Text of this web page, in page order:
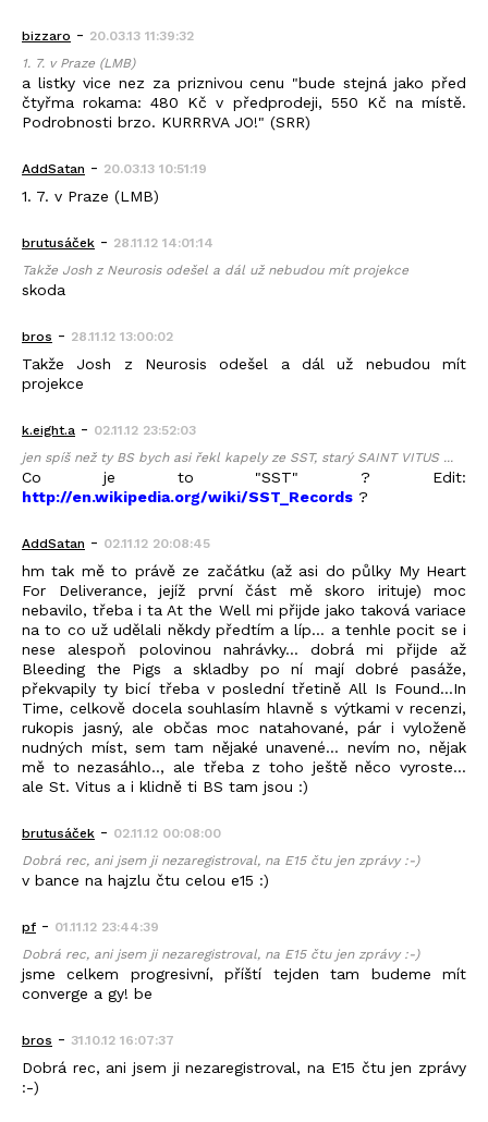
bizzaro - 20.03.13 11:39:32
1. 7. v Praze (LMB)
a listky vice nez za priznivou cenu "bude stejná jako před
čtyřma rokama: 480 Kč v předprodeji, 550 Kč na místě.
Podrobnosti brzo. KURRRVA JO!" (SRR)
AddSatan - 20.03.13 10:51:19
1. 7. v Praze (LMB)
brutusáček - 28.11.12 14:01:14
Takže Josh z Neurosis odešel a dál už nebudou mít projekce
skoda
bros - 28.11.12 13:00:02
Takže Josh z Neurosis odešel a dál už nebudou mít
projekce
k.eight.a - 02.11.12 23:52:03
jen spíš než ty BS bych asi řekl kapely ze SST, starý SAINT VITUS ...
Co je to "SST" ? Edit:
http://en.wikipedia.org/wiki/SST_Records ?
AddSatan - 02.11.12 20:08:45
hm tak mě to právě ze začátku (až asi do půlky My Heart
For Deliverance, jejíž první část mě skoro irituje) moc
nebavilo, třeba i ta At the Well mi přijde jako taková variace
na to co už udělali někdy předtím a líp... a tenhle pocit se i
nese alespoň polovinou nahrávky... dobrá mi přijde až
Bleeding the Pigs a skladby po ní mají dobré pasáže,
překvapily ty bicí třeba v poslední třetině All Is Found...In
Time, celkově docela souhlasím hlavně s výtkami v recenzi,
rukopis jasný, ale občas moc natahované, pár i vyloženě
nudných míst, sem tam nějaké unavené... nevím no, nějak
mě to nezasáhlo.., ale třeba z toho ještě něco vyroste...
ale St. Vitus a i klidně ti BS tam jsou :)
brutusáček - 02.11.12 00:08:00
Dobrá rec, ani jsem ji nezaregistroval, na E15 čtu jen zprávy :-)
v bance na hajzlu čtu celou e15 :)
pf - 01.11.12 23:44:39
Dobrá rec, ani jsem ji nezaregistroval, na E15 čtu jen zprávy :-)
jsme celkem progresivní, příští tejden tam budeme mít
converge a gy! be
bros - 31.10.12 16:07:37
Dobrá rec, ani jsem ji nezaregistroval, na E15 čtu jen zprávy
:-)